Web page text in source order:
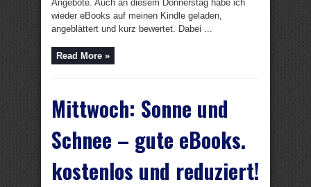
Angebote. Auch an diesem Donnerstag habe ich
wieder eBooks auf meinen Kindle geladen,
angeblättert und kurz bewertet. Dabei ...
Read More »
Mittwoch: Sonne und
Schnee – gute eBooks.
kostenlos und reduziert!